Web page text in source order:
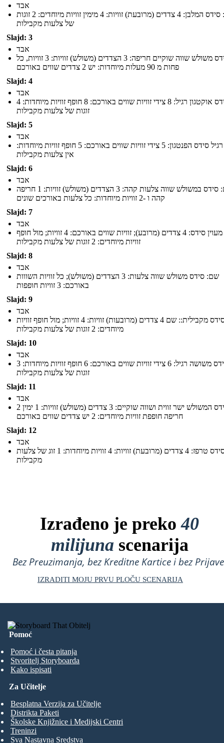
אבד
שם: סידס המלבן: 4 צדדים (מרובעת) זוויות: 4 מימין זוויות מיוחדים: 2 זוגות
של צלעות מקבילות
Slajd: 3
אבד
שם: סידס משולש שווה שוקיים חריפה: 3 הצדדים (משולש) זוויות: 3 זוויות, כל
פחות מ 90 מעלות מיוחדות: יש 2 צדדים שווים באורכם
Slajd: 4
אבד
שם: סידס אוקטגון רגיל: 8 צידי זוויות שווים באורכם: 8 חופף זוויות מיוחדות: 4
זוגות של צלעות מקבילות
Slajd: 5
אבד
שם: רגיל סידס הפנטגון: 5 צידי זוויות שווים באורכם: 5 חופף זוויות מיוחדות:
אין צלעות מקבילות
Slajd: 6
אבד
שם: סידס במשולש שווה צלעות קהה: 3 הצדדים (משולש) זוויות: 1 חריפה
קהה ו -2 זוויות מיוחדות: כל צלעות באורכים שונים
Slajd: 7
אבד
שם: מעוין סידס: 4 צדדים (מרובע); זוויות שווים באורכם: 4 זוויות; מול חופף
זוויות מיוחדים: 2 זוגות של צלעות מקבילות
Slajd: 8
אבד
שם: סידס משולש שווה צלעות: 3 הצדדים (משולש); כל זוויות השווות
באורכם: 3 זוויות חופפות
Slajd: 9
אבד
סידס מקבילית:: שם 4 צדדים (מרובעות) זוויות: 4 זוויות; מול חופף זוויות
מיוחדים: 2 זוגות של צלעות מקבילות
Slajd: 10
אבד
שם: סידס משושה רגיל: 6 צידי זוויות שווים באורכם: 6 חופף זוויות מיוחדות: 3
זוגות של צלעות מקבילות
Slajd: 11
אבד
שם: סידס המשולש ישר זווית ושווה שוקיים: 3 צדדים (משולש) זוויות: 1 ימין 2
חריפה חופפת זוויות מיוחדים: 2 יש צדדים שווים באורכם
Slajd: 12
אבד
שם: סידס טרפז: 4 צדדים (מרובעת) זוויות: 4 זוויות מיוחדות: 1 זוג של צלעות
מקבילות
Izrađeno je preko40
milijuna scenarija
Bez Preuzimanja, bez Kreditne Kartice i bez
IZRADITI MOJU PRVU PLOČU SCENARIJA
Pomoć
Pomoć i česta pitanja
Stvoritelj Storyboarda
Kako ispisati
Za Učitelje
Besplatna Verzija za Učitelje
Distrikta Paketi
Školske Knjižnice i Medijski Centri
Treninzi
Sva Nastavna Sredstva